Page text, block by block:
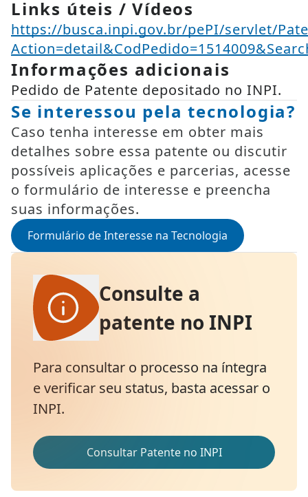
Links úteis / Vídeos
https://busca.inpi.gov.br/pePI/servlet/
Informações adicionais
Pedido de Patente depositado no INPI.
Se interessou pela tecnologia?
Caso tenha interesse em obter mais
detalhes sobre essa patente ou discutir
possíveis aplicações e parcerias, acesse
o formulário de interesse e preencha
suas informações.
Formulário de Interesse na Tecnologia
Consulte a
patente no INPI
Para consultar o processo na íntegra
e verificar seu status, basta acessar o
INPI.
Consultar Patente no INPI